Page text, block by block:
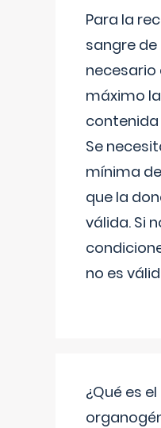
Para la
sangre
necesario
máximo
contenida
Se
mínima
que la
válida. Si
no es
¿Qué es